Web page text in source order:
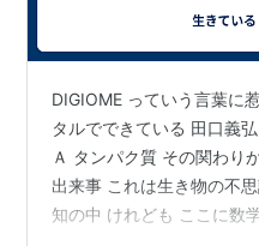
DIGIOME っていう言葉に
タルでできている 田口義
Ａ タンパク質 その関わり
出来事 これは生き物の不
知の中 けれども ここに数